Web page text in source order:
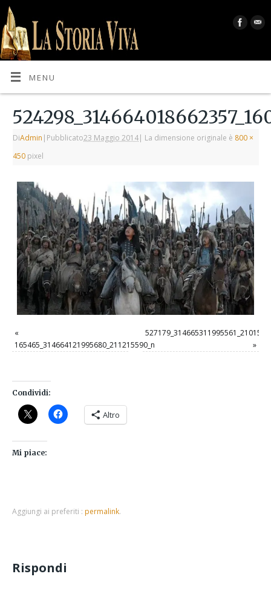
MENU
DiAdmin | Pubblicato23 Maggio 2014| La dimensione originale è 800 ×
450 pixel
«
165465_314664121995680_211215590_n
»
Condividi:
Altro
Mi piace:
Aggiungi ai preferiti : permalink.
Rispondi